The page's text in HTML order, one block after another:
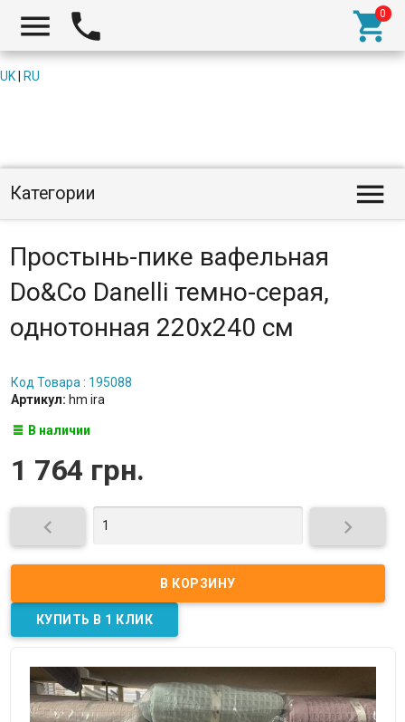
  
UK RU
Категории 
Простынь-пике вафельная
Do&Co Danelli темно-серая,
однотонная 220x240 см
Код Товара : 195088
Артикул: hm ira
В наличии
1 764 грн.
 